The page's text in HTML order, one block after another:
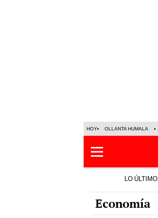
HOY OLLANTA HUMALA
LO ÚLTIMO
Economía